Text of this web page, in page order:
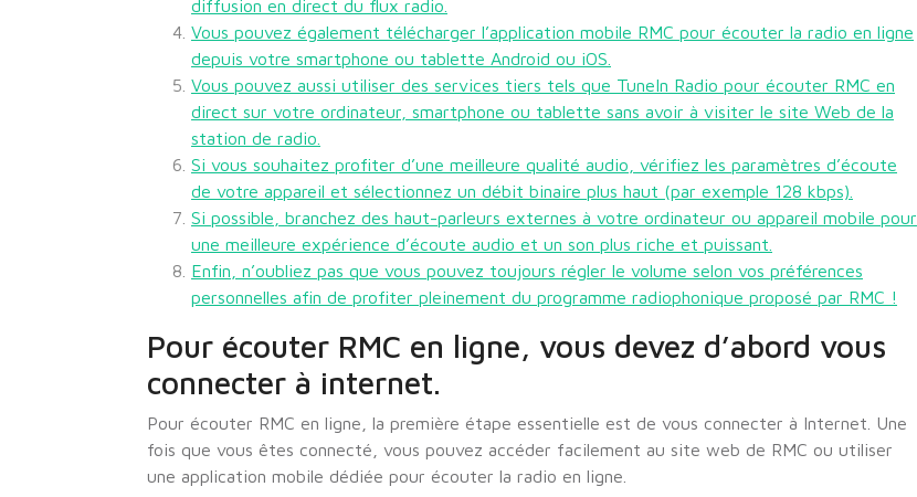
diffusion en direct du flux radio.
Vous pouvez également télécharger l’application mobile RMC pour écouter la radio en ligne
depuis votre smartphone ou tablette Android ou iOS.
Vous pouvez aussi utiliser des services tiers tels que TuneIn Radio pour écouter RMC en
direct sur votre ordinateur, smartphone ou tablette sans avoir à visiter le site Web de la
station de radio.
Si vous souhaitez profiter d’une meilleure qualité audio, vérifiez les paramètres d’écoute
de votre appareil et sélectionnez un débit binaire plus haut (par exemple 128 kbps).
Si possible, branchez des haut-parleurs externes à votre ordinateur ou appareil mobile pour
une meilleure expérience d’écoute audio et un son plus riche et puissant.
Enfin, n’oubliez pas que vous pouvez toujours régler le volume selon vos préférences
personnelles afin de profiter pleinement du programme radiophonique proposé par RMC !
Pour écouter RMC en ligne, vous devez d’abord vous
connecter à internet.
Pour écouter RMC en ligne, la première étape essentielle est de vous connecter à Internet. Une
fois que vous êtes connecté, vous pouvez accéder facilement au site web de RMC ou utiliser
une application mobile dédiée pour écouter la radio en ligne.